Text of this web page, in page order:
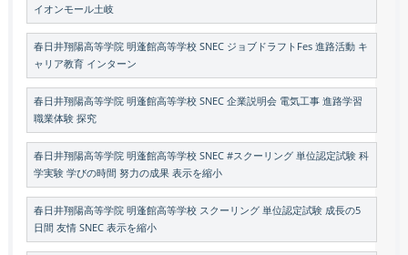
イオンモール土岐
春日井翔陽高等学院 明蓬館高等学校 SNEC ジョブドラフトFes 進路活動 キ
ャリア教育 インターン
春日井翔陽高等学院 明蓬館高等学校 SNEC 企業説明会 電気工事 進路学習
職業体験 探究
春日井翔陽高等学院 明蓬館高等学校 SNEC #スクーリング 単位認定試験 科
学実験 学びの時間 努力の成果 表示を縮小
春日井翔陽高等学院 明蓬館高等学校 スクーリング 単位認定試験 成長の5
日間 友情 SNEC 表示を縮小